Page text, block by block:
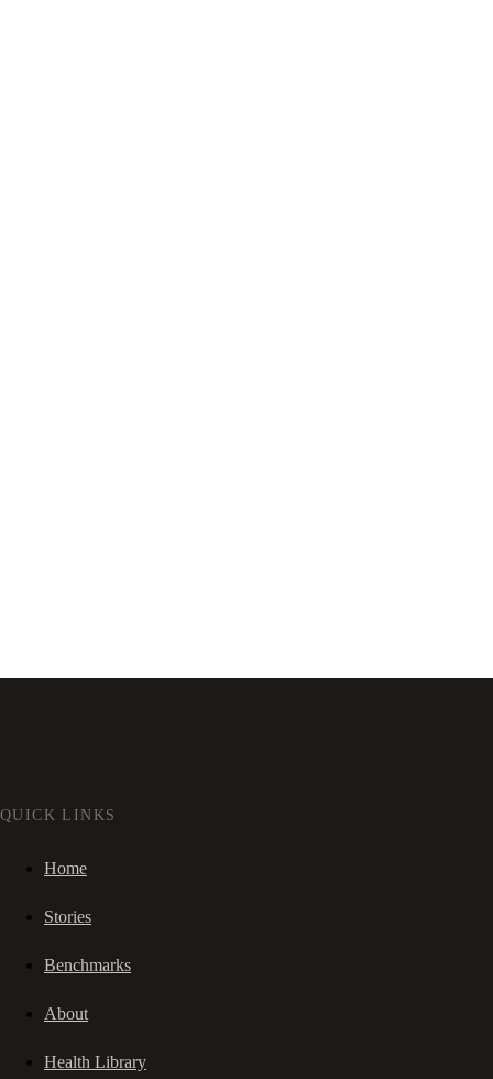
QUICK LINKS
Home
Stories
Benchmarks
About
Health Library